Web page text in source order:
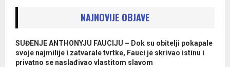
NAJNOVIJE OBJAVE
SUĐENJE ANTHONYJU FAUCIJU – Dok su obitelji pokapale
svoje najmilije i zatvarale tvrtke, Fauci je skrivao istinu i
privatno se naslađivao vlastitom slavom